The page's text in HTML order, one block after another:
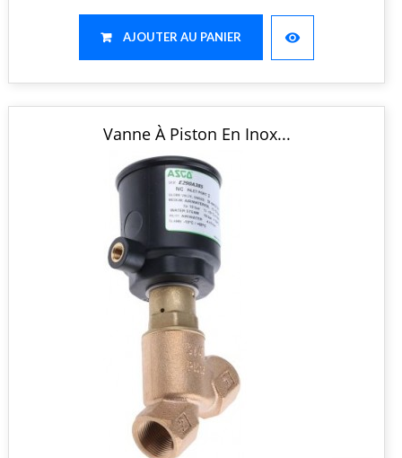
AJOUTER AU PANIER visibility
Vanne À Piston En Inox...